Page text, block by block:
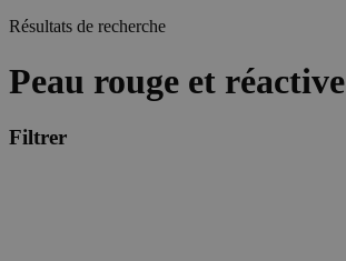
Résultats de recherche
Peau rouge et réactive
Filtrer